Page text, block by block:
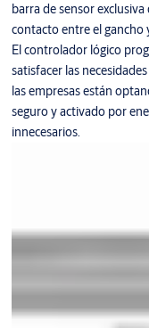
barra de sensor
contacto entre el
El controlador lógico
satisfacer las
las empresas están
seguro y activado por
innecesarios.